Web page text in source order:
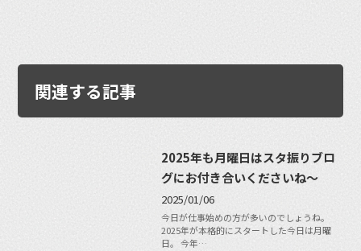
関連する記事
2025年も月曜日はスタ振りブロ
グにお付き合いくださいね〜
2025/01/06
今日が仕事始めの方が多いのでしょうね。
2025年が本格的にスタートした今日は月曜
日。 今年…